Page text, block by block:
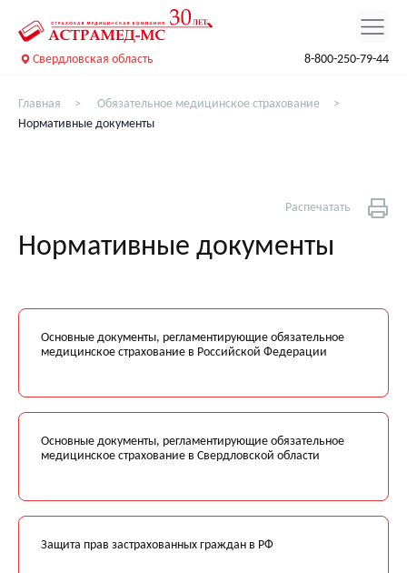
Свердловская область 8-800-250-79-44
Главная
Обязательное медицинское страхование
Нормативные документы
Нормативные документы
Распечатать
Основные документы, регламентирующие обязательное
медицинское страхование в Российской Федерации
Основные документы, регламентирующие обязательное
медицинское страхование в Свердловской области
Защита прав застрахованных граждан в РФ